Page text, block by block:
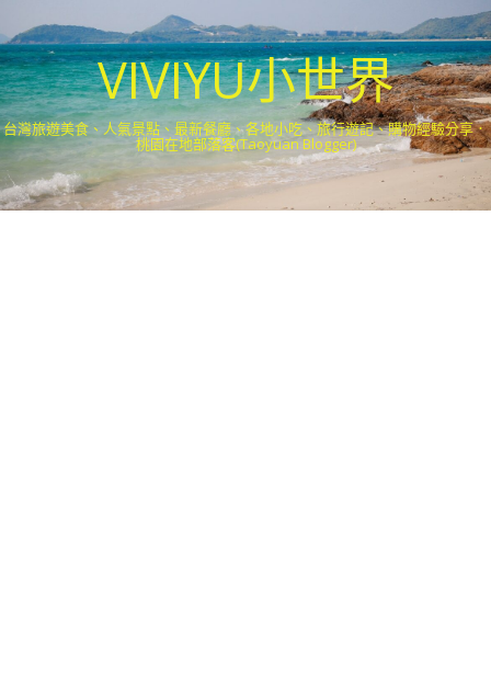
VIVIYU小世界
台灣旅遊美食、人氣景點、最新餐廳、各地小吃、旅行遊記、購物經驗分享．
桃園在地部落客(Taoyuan Blogger)